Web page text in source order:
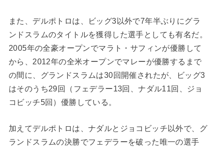
また、デルポトロは、ビッグ3以外で7年半ぶりにグラ
ンドスラムのタイトルを獲得した選手としても有名だ。
2005年の全豪オープンでマラト・サフィンが優勝して
から、2012年の全米オープンでマレーが優勝するまで
の間に、グランドスラムは30回開催されたが、ビッグ3
はそのうち29回（フェデラー13回、ナダル11回、ジョ
コビッチ5回）優勝している。
加えてデルポトロは、ナダルとジョコビッチ以外で、グ
ランドスラムの決勝でフェデラーを破った唯一の選手